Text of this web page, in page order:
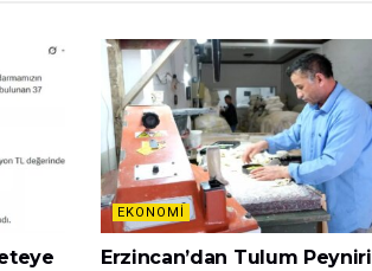
EKONOMI
Erzincan’dan Tulum Peyniri